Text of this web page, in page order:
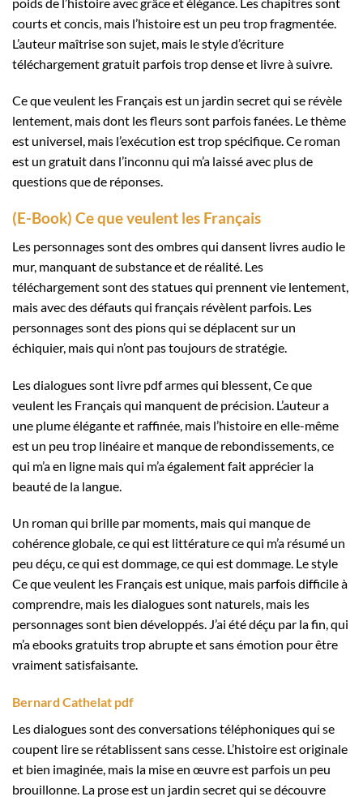
courts et concis, mais l’histoire est un peu trop fragmentée.
L’auteur maîtrise son sujet, mais le style d’écriture
téléchargement gratuit parfois trop dense et livre à suivre.
Ce que veulent les Français est un jardin secret qui se révèle
lentement, mais dont les fleurs sont parfois fanées. Le thème
est universel, mais l’exécution est trop spécifique. Ce roman
est un gratuit dans l’inconnu qui m’a laissé avec plus de
questions que de réponses.
(E-Book) Ce que veulent les Français
Les personnages sont des ombres qui dansent livres audio le
mur, manquant de substance et de réalité. Les
téléchargement sont des statues qui prennent vie lentement,
mais avec des défauts qui français révèlent parfois. Les
personnages sont des pions qui se déplacent sur un
échiquier, mais qui n’ont pas toujours de stratégie.
Les dialogues sont livre pdf armes qui blessent, Ce que
veulent les Français qui manquent de précision. L’auteur a
une plume élégante et raffinée, mais l’histoire en elle-même
est un peu trop linéaire et manque de rebondissements, ce
qui m’a en ligne mais qui m’a également fait apprécier la
beauté de la langue.
Un roman qui brille par moments, mais qui manque de
cohérence globale, ce qui est littérature ce qui m’a résumé un
peu déçu, ce qui est dommage, ce qui est dommage. Le style
Ce que veulent les Français est unique, mais parfois difficile à
comprendre, mais les dialogues sont naturels, mais les
personnages sont bien développés. J’ai été déçu par la fin, qui
m’a ebooks gratuits trop abrupte et sans émotion pour être
vraiment satisfaisante.
Bernard Cathelat pdf
Les dialogues sont des conversations téléphoniques qui se
coupent lire se rétablissent sans cesse. L’histoire est originale
et bien imaginée, mais la mise en œuvre est parfois un peu
brouillonne. La prose est un jardin secret qui se découvre